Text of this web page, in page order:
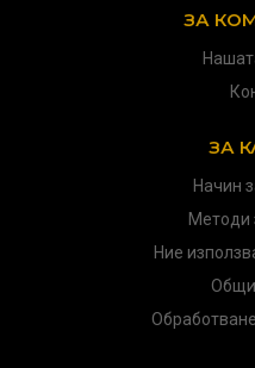
ЗА
ЗА
Начин
Методи
Ние
Общи